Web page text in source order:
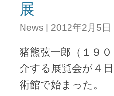
展
News | 2012年2月5日
猪熊弦一郎（１９
介する展覧会が４
術館で始まった。